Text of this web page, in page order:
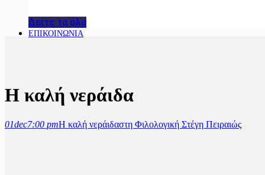
Δείτε τα όλα
ΕΠΙΚΟΙΝΩΝΙΑ
Η καλή νεράιδα
01dec7:00 pmΗ καλή νεράιδαστη Φιλολογική Στέγη Πειραιώς